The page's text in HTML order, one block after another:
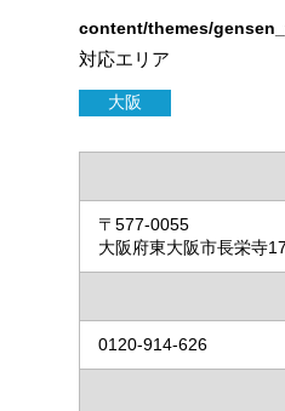
content/themes/
対応エリア
大阪
〒577-0055
大阪府東大阪市長栄寺
0120-914-626